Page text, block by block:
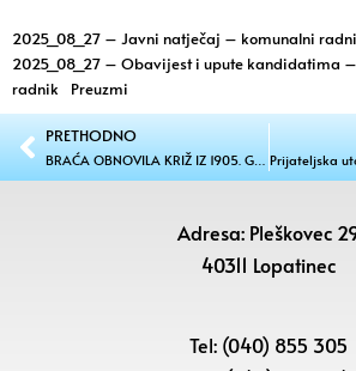
2025_08_27 – Javni natječaj – komunalni
2025_08_27 – Obavijest i upute kandidatima
radnik
Preuzmi
PRETHODNO
BRAĆA OBNOVILA KRIŽ IZ 1905. GODINE Spomenik na groblju vraćen u prvotno stanje
Adresa: Pleškovec
40311 Lopatinec
Tel: (040) 855 305